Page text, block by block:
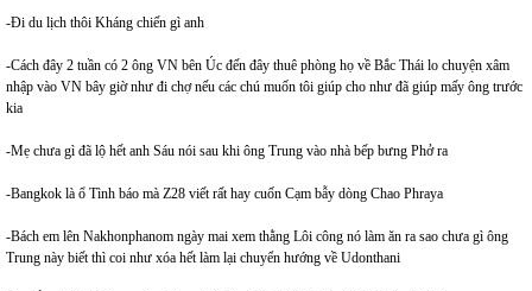
-Đi du lịch thôi Kháng chiến gì anh
-Cách đây 2 tuần có 2 ông VN bên Úc đến đây thuê phòng họ về Bắc Thái lo chuyện xâm
nhập vào VN bây giờ như đi chợ nếu các chú muốn tôi giúp cho như đã giúp mấy ông trước
kia
-Mẹ chưa gì đã lộ hết anh Sáu nói sau khi ông Trung vào nhà bếp bưng Phở ra
-Bangkok là ổ Tình báo mà Z28 viết rất hay cuốn Cạm bẫy dòng Chao Phraya
-Bách em lên Nakhonphanom ngày mai xem thằng Lôi công nó làm ăn ra sao chưa gì ông
Trung này biết thì coi như xóa hết làm lại chuyển hướng về Udonthani